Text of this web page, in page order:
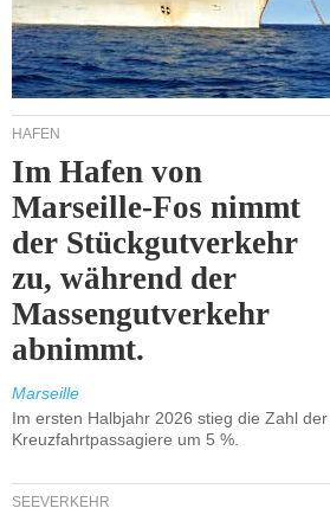
HÄFEN
Im Hafen von
Marseille-Fos nimmt
der Stückgutverkehr
zu, während der
Massengutverkehr
abnimmt.
Marseille
Im ersten Halbjahr 2026 stieg die Zahl der
Kreuzfahrtpassagiere um 5 %.
SEEVERKEHR